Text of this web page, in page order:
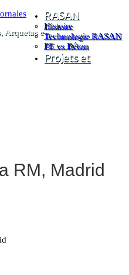
Arquetas e
RASAN
Histoire
Technologie RASAN
PE vs Béton
Projets et
RM, Madrid